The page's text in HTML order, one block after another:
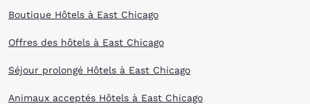
Boutique Hôtels à East Chicago
Offres des hôtels à East Chicago
Séjour prolongé Hôtels à East Chicago
Animaux acceptés Hôtels à East Chicago